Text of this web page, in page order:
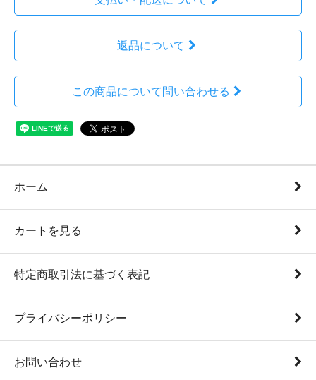
返品について
この商品について問い合わせる
ホーム
カートを見る
特定商取引法に基づく表記
プライバシーポリシー
お問い合わせ